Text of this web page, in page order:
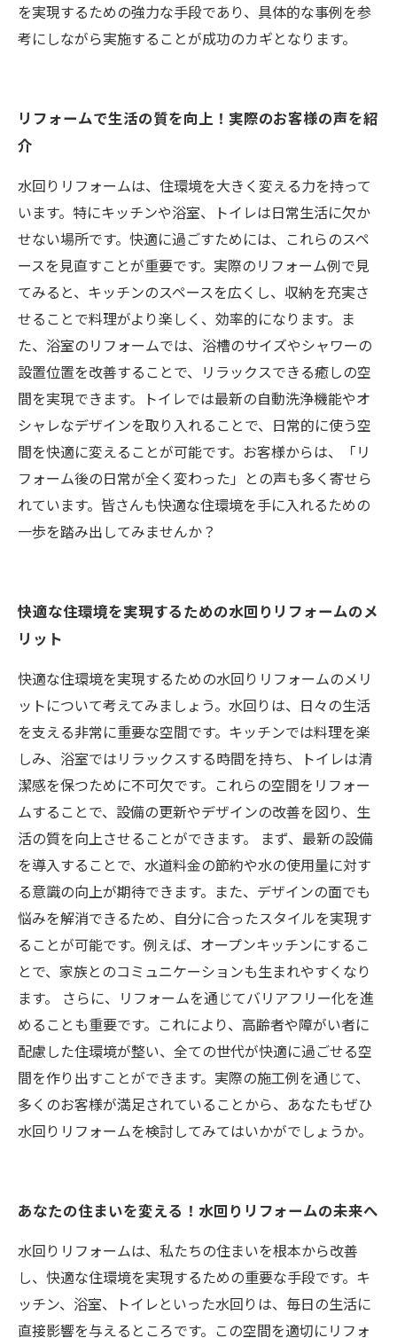
を実現するための強力な手段であり、具体的な事例を参
考にしながら実施することが成功のカギとなります。
リフォームで生活の質を向上！実際のお客様の声を紹
介
水回りリフォームは、住環境を大きく変える力を持って
います。特にキッチンや浴室、トイレは日常生活に欠か
せない場所です。快適に過ごすためには、これらのスペ
ースを見直すことが重要です。実際のリフォーム例で見
てみると、キッチンのスペースを広くし、収納を充実さ
せることで料理がより楽しく、効率的になります。ま
た、浴室のリフォームでは、浴槽のサイズやシャワーの
設置位置を改善することで、リラックスできる癒しの空
間を実現できます。トイレでは最新の自動洗浄機能やオ
シャレなデザインを取り入れることで、日常的に使う空
間を快適に変えることが可能です。お客様からは、「リ
フォーム後の日常が全く変わった」との声も多く寄せら
れています。皆さんも快適な住環境を手に入れるための
一歩を踏み出してみませんか？
快適な住環境を実現するための水回りリフォームのメ
リット
快適な住環境を実現するための水回りリフォームのメリ
ットについて考えてみましょう。水回りは、日々の生活
を支える非常に重要な空間です。キッチンでは料理を楽
しみ、浴室ではリラックスする時間を持ち、トイレは清
潔感を保つために不可欠です。これらの空間をリフォー
ムすることで、設備の更新やデザインの改善を図り、生
活の質を向上させることができます。 まず、最新の設備
を導入することで、水道料金の節約や水の使用量に対す
る意識の向上が期待できます。また、デザインの面でも
悩みを解消できるため、自分に合ったスタイルを実現す
ることが可能です。例えば、オープンキッチンにするこ
とで、家族とのコミュニケーションも生まれやすくなり
ます。 さらに、リフォームを通じてバリアフリー化を進
めることも重要です。これにより、高齢者や障がい者に
配慮した住環境が整い、全ての世代が快適に過ごせる空
間を作り出すことができます。実際の施工例を通じて、
多くのお客様が満足されていることから、あなたもぜひ
水回りリフォームを検討してみてはいかがでしょうか。
あなたの住まいを変える！水回りリフォームの未来へ
水回りリフォームは、私たちの住まいを根本から改善
し、快適な住環境を実現するための重要な手段です。キ
ッチン、浴室、トイレといった水回りは、毎日の生活に
直接影響を与えるところです。この空間を適切にリフォ